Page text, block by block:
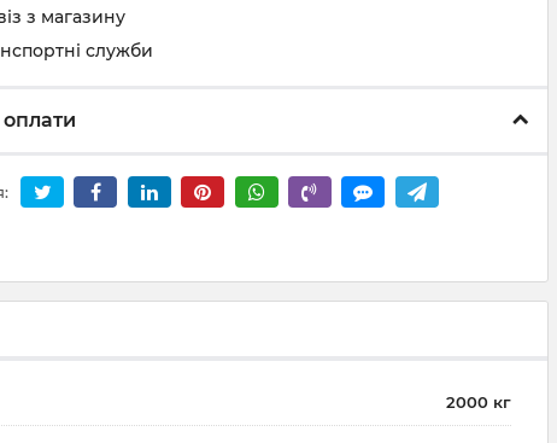
з магазину
служби
2000 кг